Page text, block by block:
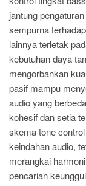
jantung
sempurna
lainnya terletak
kebutuhan daya
mengorbankan
pasif mampu
audio yang
kohesif dan setia
skema tone
keindahan audio,
merangkai
pencarian